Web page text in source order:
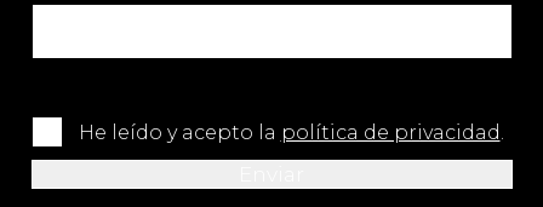
He leído y acepto la política de privacidad.